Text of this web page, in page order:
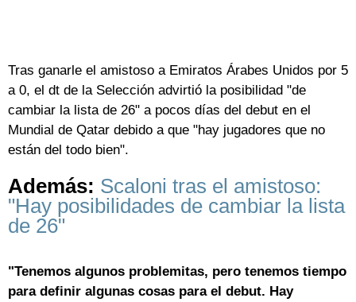
Tras ganarle el amistoso a Emiratos Árabes Unidos por 5
a 0, el dt de la Selección advirtió la posibilidad "de
cambiar la lista de 26" a pocos días del debut en el
Mundial de Qatar debido a que "hay jugadores que no
están del todo bien".
Además: Scaloni tras el amistoso:
"Hay posibilidades de cambiar la lista
de 26"
"Tenemos algunos problemitas, pero tenemos tiempo
para definir algunas cosas para el debut. Hay